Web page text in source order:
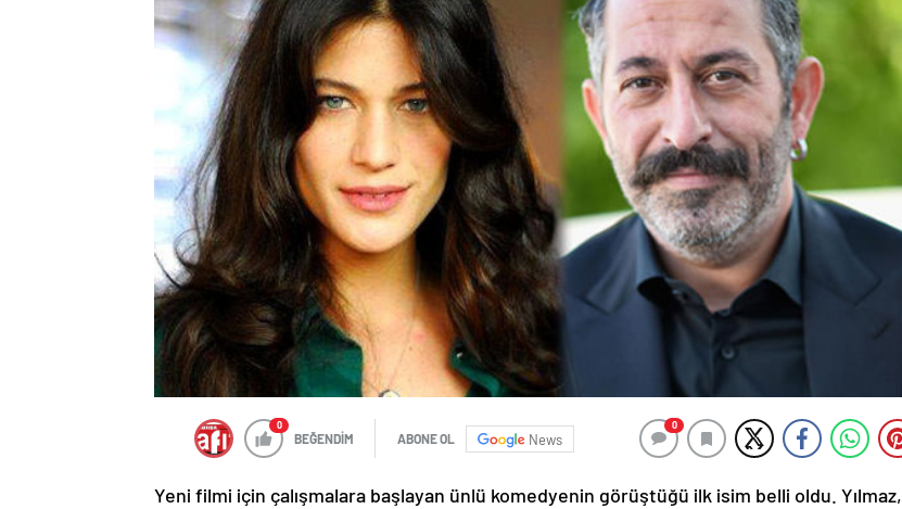
0
BEĞENDİM ABONE OL News
0
Yeni filmi için çalışmalara başlayan ünlü komedyenin görüştüğü ilk isim belli oldu. Yılmaz,